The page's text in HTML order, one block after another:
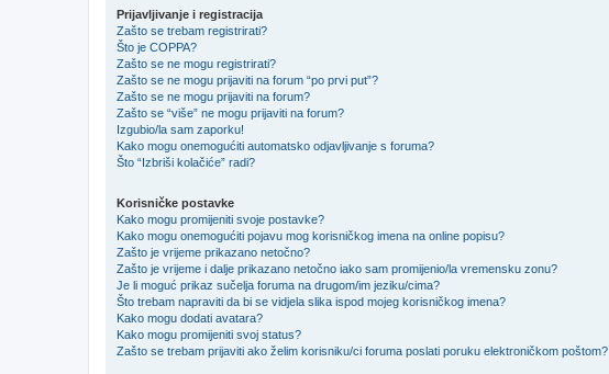
Prijavljivanje i registracija
Zašto se trebam registrirati?
Što je COPPA?
Zašto se ne mogu registrirati?
Zašto se ne mogu prijaviti na forum “po prvi put”?
Zašto se ne mogu prijaviti na forum?
Zašto se “više” ne mogu prijaviti na forum?
Izgubio/la sam zaporku!
Kako mogu onemogućiti automatsko odjavljivanje s foruma?
Što “Izbriši kolačiće” radi?
Korisničke postavke
Kako mogu promijeniti svoje postavke?
Kako mogu onemogućiti pojavu mog korisničkog imena na online popisu?
Zašto je vrijeme prikazano netočno?
Zašto je vrijeme i dalje prikazano netočno iako sam promijenio/la vremensku zonu?
Je li moguć prikaz sučelja foruma na drugom/im jeziku/cima?
Što trebam napraviti da bi se vidjela slika ispod mojeg korisničkog imena?
Kako mogu dodati avatara?
Kako mogu promijeniti svoj status?
Zašto se trebam prijaviti ako želim korisniku/ci foruma poslati poruku elektroničkom poštom?